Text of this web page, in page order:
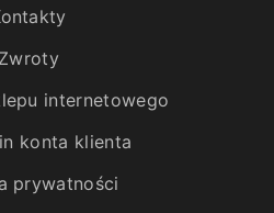
Zwroty
internetowego
konta klienta
prywatności